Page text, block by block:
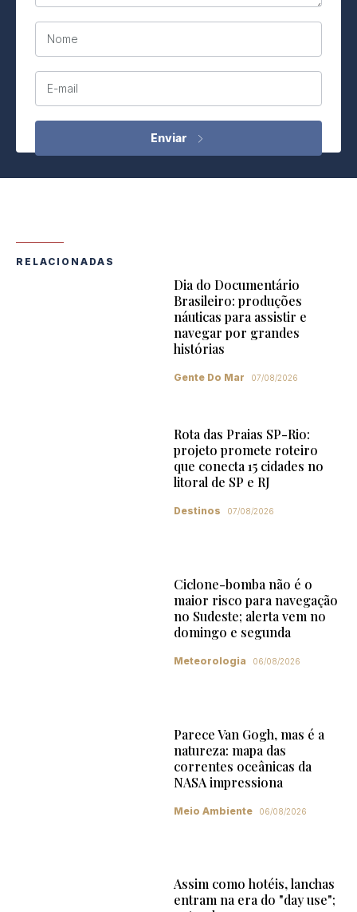
Nome
E-mail
RELACIONADAS
Dia do Documentário
Brasileiro: produções
náuticas para assistir e
navegar por grandes
histórias
Gente Do Mar 07/08/2026
Rota das Praias SP-Rio:
projeto promete roteiro
que conecta 15 cidades no
litoral de SP e RJ
Destinos 07/08/2026
Ciclone-bomba não é o
maior risco para navegação
no Sudeste; alerta vem no
domingo e segunda
Meteorologia 06/08/2026
Parece Van Gogh, mas é a
natureza: mapa das
correntes oceânicas da
NASA impressiona
Meio Ambiente 06/08/2026
Assim como hotéis, lanchas
entram na era do "day use";